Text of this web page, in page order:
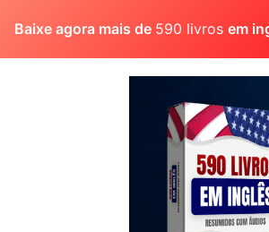
Baixe agora mais de 590 livros em